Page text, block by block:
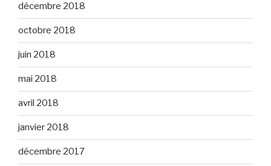
décembre 2018
octobre 2018
juin 2018
mai 2018
avril 2018
janvier 2018
décembre 2017